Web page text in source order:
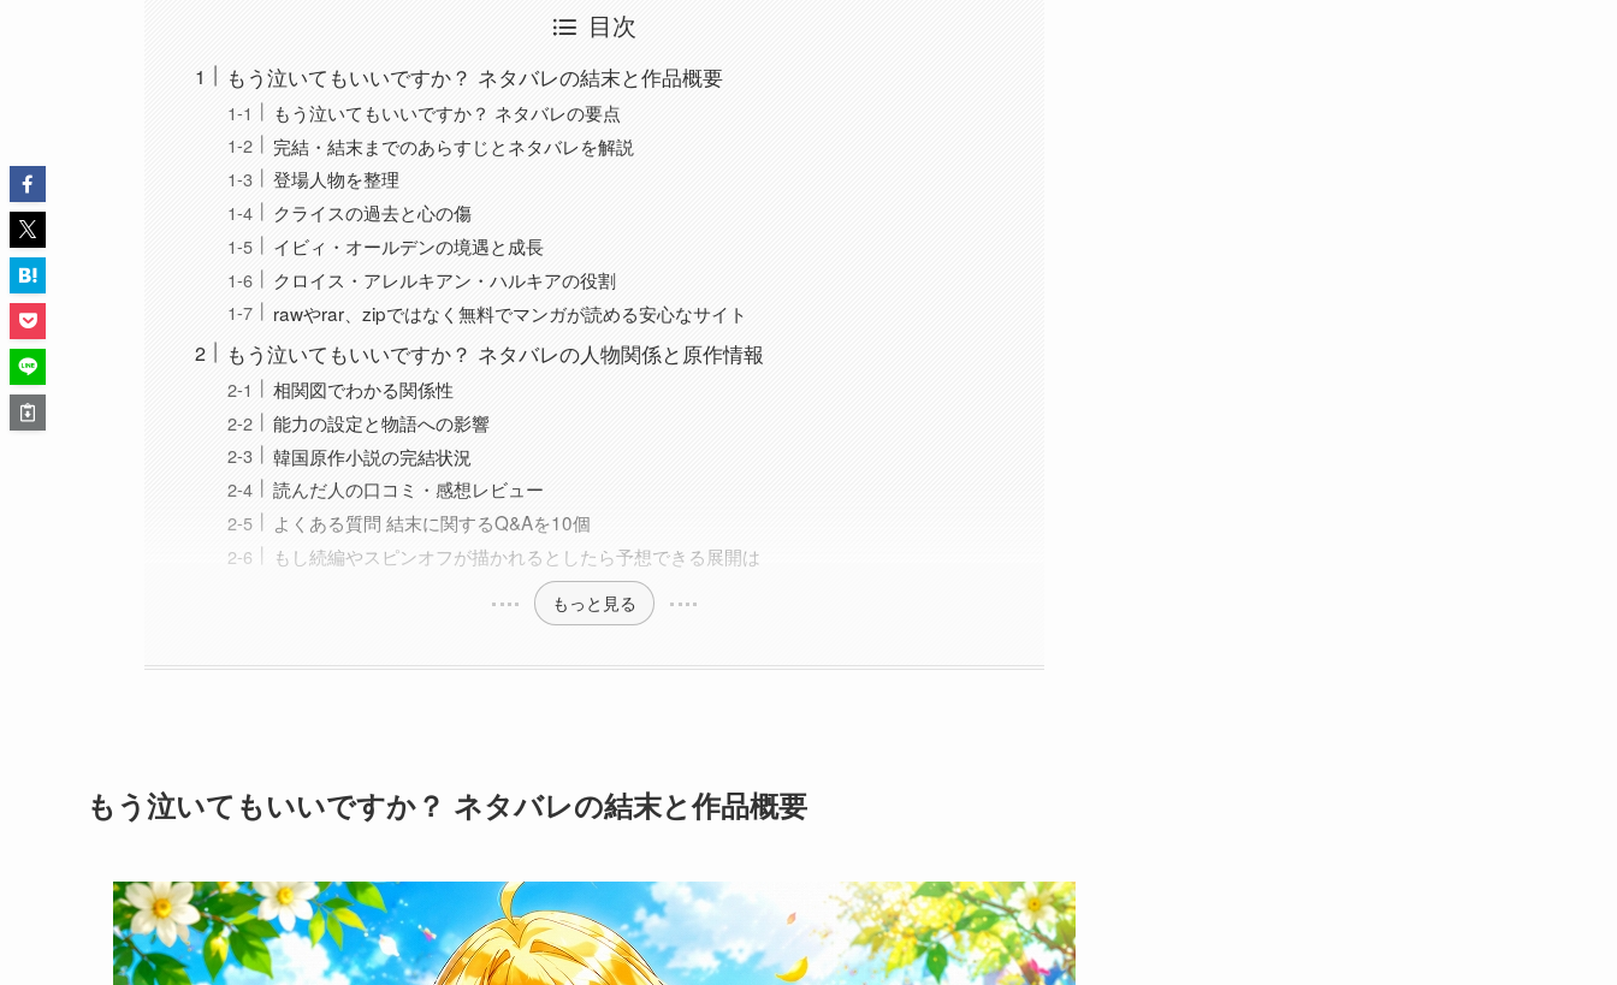
目次
もう泣いてもいいですか？ ネタバレの結末と作品概要
もう泣いてもいいですか？ ネタバレの要点
完結・結末までのあらすじとネタバレを解説
登場人物を整理
クライスの過去と心の傷
イビィ・オールデンの境遇と成長
クロイス・アレルキアン・ハルキアの役割
rawやrar、zipではなく無料でマンガが読める安心なサイト
もう泣いてもいいですか？ ネタバレの人物関係と原作情報
相関図でわかる関係性
能力の設定と物語への影響
韓国原作小説の完結状況
読んだ人の口コミ・感想レビュー
よくある質問 結末に関するQ&Aを10個
もし続編やスピンオフが描かれるとしたら予想できる展開は
もっと見る
もう泣いてもいいですか？ ネタバレの結末と作品概要